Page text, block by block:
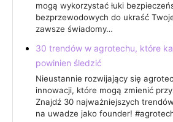
mogą wykorzystać łuki
bezprzewodowych do ukraść
zawsze świadomy…
30 trendów w agrotechu, które
powinien śledzić
Nieustannie rozwijający się
innowacji, które mogą zmienić
Znajdź 30 najważniejszych
na uwadze jako founder!